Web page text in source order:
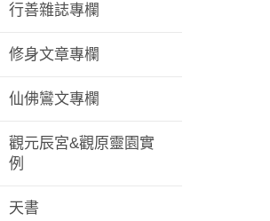
行善雜誌專欄
修身文章專欄
仙佛鸞文專欄
觀元辰宮&觀原靈園實
例
天書